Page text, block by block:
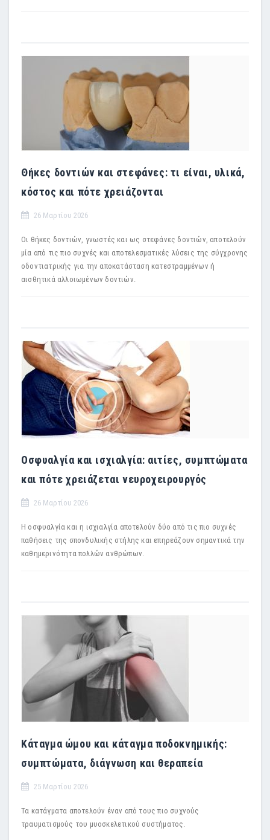
Θήκες δοντιών και στεφάνες: τι είναι, υλικά,
κόστος και πότε χρειάζονται
26 Μαρτίου 2026
Οι θήκες δοντιών, γνωστές και ως στεφάνες δοντιών, αποτελούν
μία από τις πιο συχνές και αποτελεσματικές λύσεις της σύγχρονης
οδοντιατρικής για την αποκατάσταση κατεστραμμένων ή
αισθητικά αλλοιωμένων δοντιών.
Οσφυαλγία και ισχιαλγία: αιτίες, συμπτώματα
και πότε χρειάζεται νευροχειρουργός
26 Μαρτίου 2026
Η οσφυαλγία και η ισχιαλγία αποτελούν δύο από τις πιο συχνές
παθήσεις της σπονδυλικής στήλης και επηρεάζουν σημαντικά την
καθημερινότητα πολλών ανθρώπων.
Κάταγμα ώμου και κάταγμα ποδοκνημικής:
συμπτώματα, διάγνωση και θεραπεία
25 Μαρτίου 2026
Τα κατάγματα αποτελούν έναν από τους πιο συχνούς
τραυματισμούς του μυοσκελετικού συστήματος.